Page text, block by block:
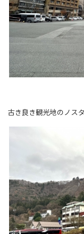
古き良き観光地のノス